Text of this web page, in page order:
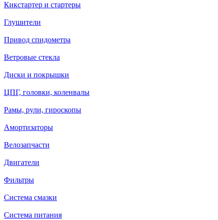
Кикстартер и стартеры
Глушители
Привод спидометра
Ветровые стекла
Диски и покрышки
ЦПГ, головки, коленвалы
Рамы, рули, гироскопы
Амортизаторы
Велозапчасти
Двигатели
Фильтры
Система смазки
Система питания